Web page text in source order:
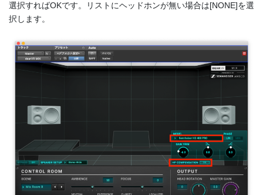
選択すればOKです。リストにヘッドホンが無い場合は[NONE]を選
択します。